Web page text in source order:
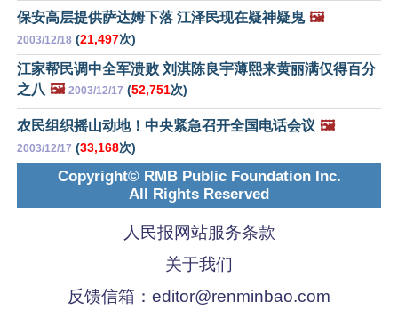
保安高层提供萨达姆下落 江泽民现在疑神疑鬼 🖼️
2003/12/18 (21,497次)
江家帮民调中全军溃败 刘淇陈良宇薄熙来黄丽满仅得百分
之八 🖼️ 2003/12/17 (52,751次)
农民组织摇山动地！中央紧急召开全国电话会议 🖼️
2003/12/17 (33,168次)
Copyright© RMB Public Foundation Inc.
All Rights Reserved
人民报网站服务条款
关于我们
反馈信箱： editor@renminbao.com